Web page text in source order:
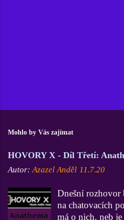
Mohlo by Vás zajímat
HOVORY X - Díl Třetí:
Autor: Azazel Anděl 11.7.20
Dnešní rozhovor
na chatovacích
má o nich, neb